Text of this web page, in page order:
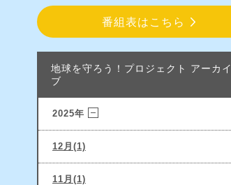
番組表はこちら
地球を守ろう！プロジェクト アーカイ
ブ
2025年
12月(1)
11月(1)